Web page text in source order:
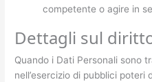
competente o agire in
Dettagli sul
Quando i Dati Personali sono
nell’esercizio di pubblici